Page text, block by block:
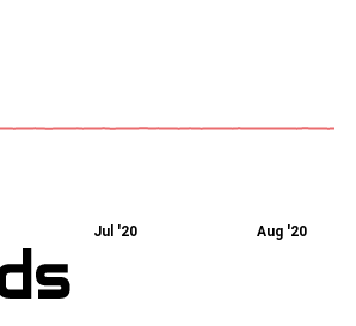
Jul '20 Aug '20